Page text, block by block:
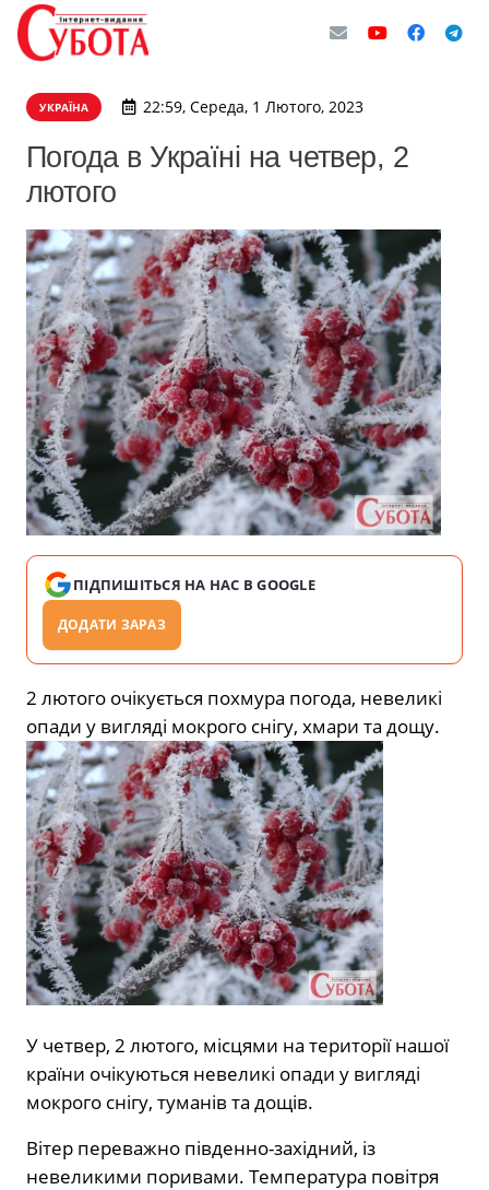
УКРАЇНА 22:59, Середа, 1 Лютого, 2023
Погода в Україні на четвер, 2
лютого
ПІДПИШІТЬСЯ НА НАС В GOOGLE
ДОДАТИ ЗАРАЗ
2 лютого очікується похмура погода, невеликі
опади у вигляді мокрого снігу, хмари та дощу.
У четвер, 2 лютого, місцями на території нашої
країни очікуються невеликі опади у вигляді
мокрого снігу, туманів та дощів.
Вітер переважно південно-західний, із
невеликими поривами. Температура повітря